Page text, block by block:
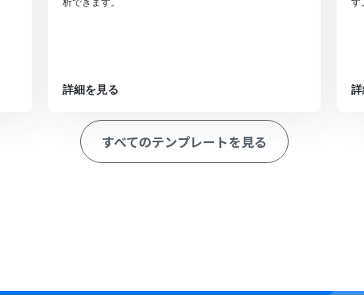
析できます。
詳細を見る
す
すべてのテンプレートを見る